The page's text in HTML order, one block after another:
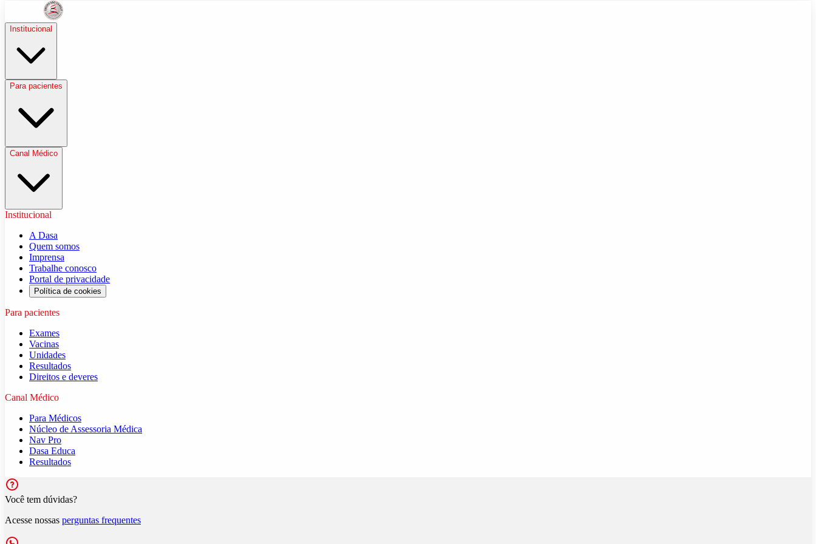
Institucional
Para pacientes
Canal Médico
Institucional
A Dasa
Quem somos
Imprensa
Trabalhe conosco
Portal de privacidade
Política de cookies
Para pacientes
Exames
Vacinas
Unidades
Resultados
Direitos e deveres
Canal Médico
Para Médicos
Núcleo de Assessoria Médica
Nav Pro
Dasa Educa
Resultados
Você tem dúvidas?
Acesse nossas perguntas frequentes